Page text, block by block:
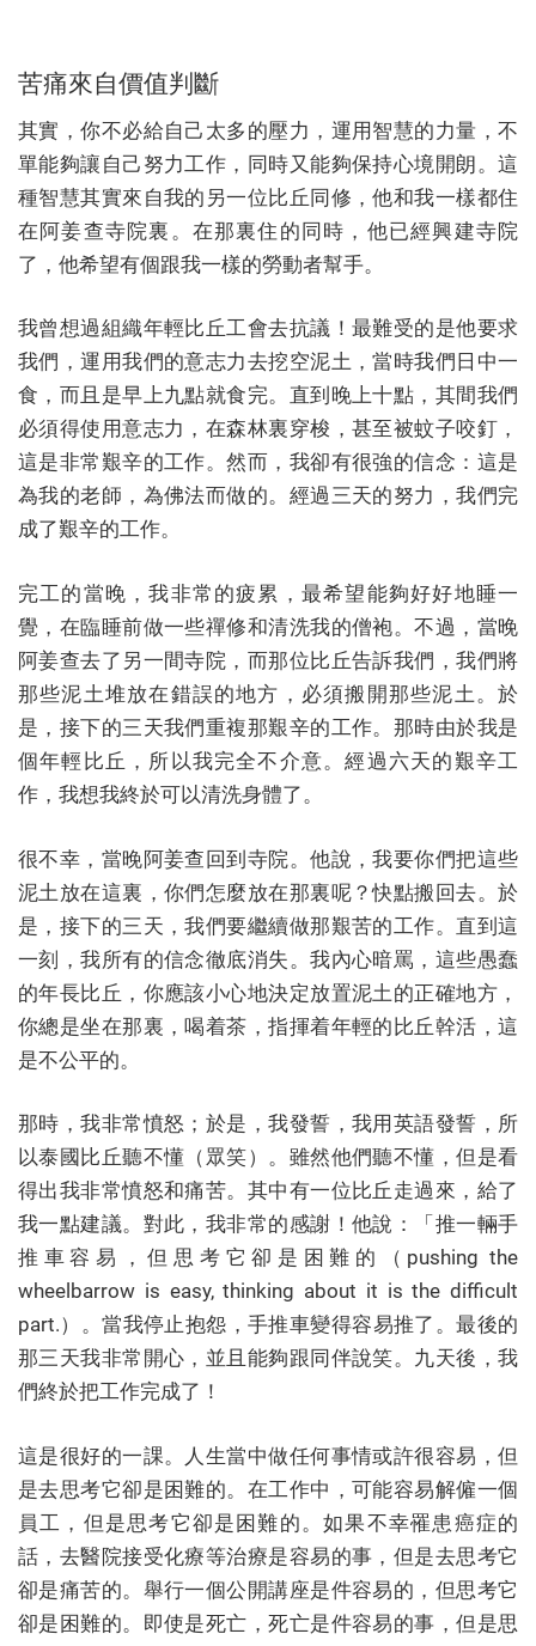
苦痛來自價值判斷
其實，你不必給自己太多的壓力，運用智慧的力量，不
單能夠讓自己努力工作，同時又能夠保持心境開朗。這
種智慧其實來自我的另一位比丘同修，他和我一樣都住
在阿姜查寺院裏。在那裏住的同時，他已經興建寺院
了，他希望有個跟我一樣的勞動者幫手。
我曾想過組織年輕比丘工會去抗議！最難受的是他要求
我們，運用我們的意志力去挖空泥土，當時我們日中一
食，而且是早上九點就食完。直到晚上十點，其間我們
必須得使用意志力，在森林裏穿梭，甚至被蚊子咬釘，
這是非常艱辛的工作。然而，我卻有很強的信念：這是
為我的老師，為佛法而做的。經過三天的努力，我們完
成了艱辛的工作。
完工的當晚，我非常的疲累，最希望能夠好好地睡一
覺，在臨睡前做一些禪修和清洗我的僧袍。不過，當晚
阿姜查去了另一間寺院，而那位比丘告訴我們，我們將
那些泥土堆放在錯誤的地方，必須搬開那些泥土。於
是，接下的三天我們重複那艱辛的工作。那時由於我是
個年輕比丘，所以我完全不介意。經過六天的艱辛工
作，我想我終於可以清洗身體了。
很不幸，當晚阿姜查回到寺院。他說，我要你們把這些
泥土放在這裏，你們怎麼放在那裏呢？快點搬回去。於
是，接下的三天，我們要繼續做那艱苦的工作。直到這
一刻，我所有的信念徹底消失。我內心暗罵，這些愚蠢
的年長比丘，你應該小心地決定放置泥土的正確地方，
你總是坐在那裏，喝着茶，指揮着年輕的比丘幹活，這
是不公平的。
那時，我非常憤怒；於是，我發誓，我用英語發誓，所
以泰國比丘聽不懂（眾笑）。雖然他們聽不懂，但是看
得出我非常憤怒和痛苦。其中有一位比丘走過來，給了
我一點建議。對此，我非常的感謝！他說：「推一輛手
推車容易，但思考它卻是困難的（pushing the
wheelbarrow is easy, thinking about it is the difficult
part.）。當我停止抱怨，手推車變得容易推了。最後的
那三天我非常開心，並且能夠跟同伴說笑。九天後，我
們終於把工作完成了！
這是很好的一課。人生當中做任何事情或許很容易，但
是去思考它卻是困難的。在工作中，可能容易解僱一個
員工，但是思考它卻是困難的。如果不幸罹患癌症的
話，去醫院接受化療等治療是容易的事，但是去思考它
卻是痛苦的。舉行一個公開講座是件容易的，但思考它
卻是困難的。即使是死亡，死亡是件容易的事，但是思